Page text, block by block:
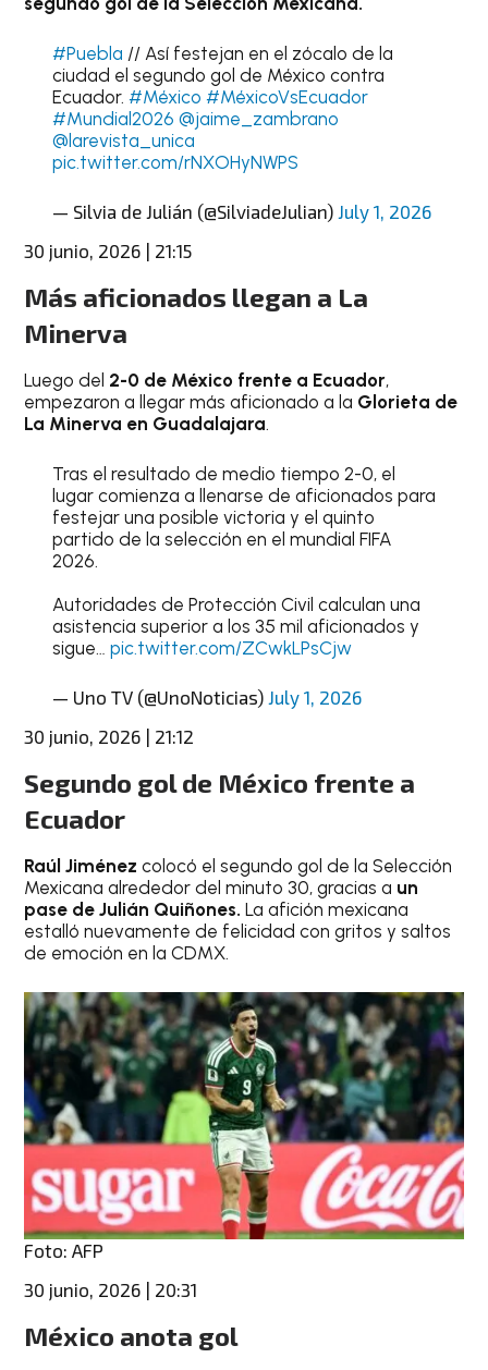
#Puebla // Así festejan en el zócalo de la
ciudad el segundo gol de México contra
Ecuador. #México #MéxicoVsEcuador
#Mundial2026 @jaime_zambrano
@larevista_unica
pic.twitter.com/rNXOHyNWPS
— Silvia de Julián (@SilviadeJulian) July 1, 2026
30 junio, 2026 | 21:15
Más aficionados llegan a La
Minerva
Luego del 2-0 de México frente a Ecuador,
empezaron a llegar más aficionado a la Glorieta de
La Minerva en Guadalajara.
Tras el resultado de medio tiempo 2-0, el
lugar comienza a llenarse de aficionados para
festejar una posible victoria y el quinto
partido de la selección en el mundial FIFA
2026.
Autoridades de Protección Civil calculan una
asistencia superior a los 35 mil aficionados y
sigue… pic.twitter.com/ZCwkLPsCjw
— Uno TV (@UnoNoticias) July 1, 2026
30 junio, 2026 | 21:12
Segundo gol de México frente a
Ecuador
Raúl Jiménez colocó el segundo gol de la Selección
Mexicana alrededor del minuto 30, gracias a un
pase de Julián Quiñones. La afición mexicana
estalló nuevamente de felicidad con gritos y saltos
de emoción en la CDMX.
Foto: AFP
30 junio, 2026 | 20:31
México anota gol